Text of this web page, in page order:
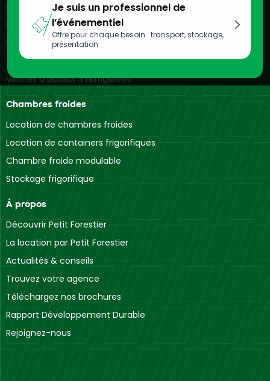
Je suis un professionnel de
l’événementiel
Offre pour chaque besoin : transport, stockage,
présentation
Location de vitrines réfrigérées
Location de bacs réfrigérés
Location d’armoires réfrigérées
Vitrines réfrigérées murales
Vitrines à boissons réfrigérées
Chambres froides
Location de chambres froides
Location de containers frigorifiques
Chambre froide modulable
Stockage frigorifique
À propos
Découvrir Petit Forestier
La location par Petit Forestier
Actualités & conseils
Trouvez votre agence
Téléchargez nos brochures
Rapport Développement Durable
Rejoignez-nous